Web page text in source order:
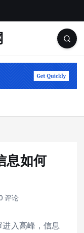
息如何
评论
入高峰，信息